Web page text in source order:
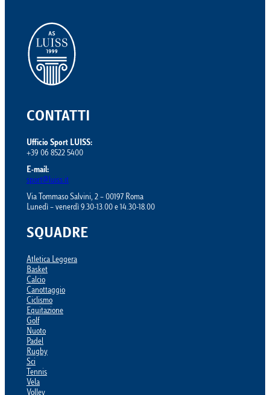
CONTATTI
Ufficio Sport LUISS:
+39 06 8522 5400
E-mail:
sport@luiss.it
Via Tommaso Salvini, 2 – 00197 Roma
Lunedì – venerdì 9.30-13.00 e 14.30-18.00
SQUADRE
Atletica Leggera
Basket
Calcio
Canottaggio
Ciclismo
Equitazione
Golf
Nuoto
Padel
Rugby
Sci
Tennis
Vela
Volley